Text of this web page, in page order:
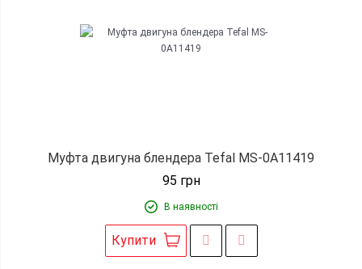
Муфта двигуна блендера Tefal MS-0A11419
95 грн
В наявності
Купити